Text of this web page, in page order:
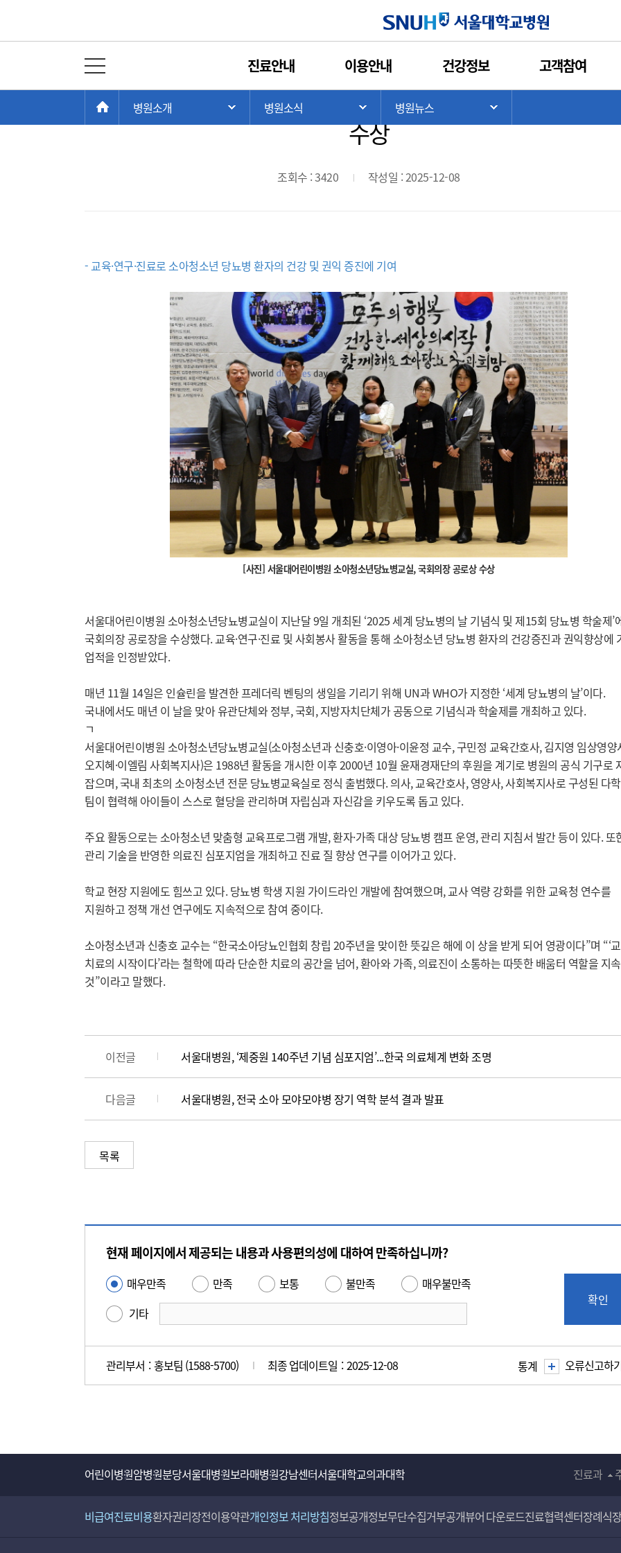
서울대학교병원
진료안내 이용안내 건강정보 고객참여
HOME
병원소개 주 메뉴 목록 열기
병원소식 서브 메뉴 목록 열기
병원뉴스
서울대어린이병원 소아청소년당뇨병교실, 국회의장 공로장
수상
조회수 : 3420 작성일 : 2025-12-08
- 교육·연구·진료로 소아청소년 당뇨병 환자의 건강 및 권익 증진에 기여
[사진] 서울대어린이병원 소아청소년당뇨병교실, 국회의장 공로상 수상
서울대어린이병원 소아청소년당뇨병교실이 지난달 9일 개최된 ‘2025 세계 당뇨병의 날 기념식 및 제15회 당뇨병 학술제’
국회의장 공로장을 수상했다. 교육·연구·진료 및 사회봉사 활동을 통해 소아청소년 당뇨병 환자의 건강증진과 권익향상에
업적을 인정받았다.
매년 11월 14일은 인슐린을 발견한 프레더릭 벤팅의 생일을 기리기 위해 UN과 WHO가 지정한 ‘세계 당뇨병의 날’이다.
국내에서도 매년 이 날을 맞아 유관단체와 정부, 국회, 지방자치단체가 공동으로 기념식과 학술제를 개최하고 있다.
ㄱ
서울대어린이병원 소아청소년당뇨병교실(소아청소년과 신충호·이영아·이윤정 교수, 구민정 교육간호사, 김지영 임상영양
오지혜·이엘림 사회복지사)은 1988년 활동을 개시한 이후 2000년 10월 윤재경재단의 후원을 계기로 병원의 공식 기구로
잡으며, 국내 최초의 소아청소년 전문 당뇨병교육실로 정식 출범했다. 의사, 교육간호사, 영양사, 사회복지사로 구성된 다
팀이 협력해 아이들이 스스로 혈당을 관리하며 자립심과 자신감을 키우도록 돕고 있다.
주요 활동으로는 소아청소년 맞춤형 교육프로그램 개발, 환자·가족 대상 당뇨병 캠프 운영, 관리 지침서 발간 등이 있다. 또
관리 기술을 반영한 의료진 심포지엄을 개최하고 진료 질 향상 연구를 이어가고 있다.
학교 현장 지원에도 힘쓰고 있다. 당뇨병 학생 지원 가이드라인 개발에 참여했으며, 교사 역량 강화를 위한 교육청 연수를
지원하고 정책 개선 연구에도 지속적으로 참여 중이다.
소아청소년과 신충호 교수는 “한국소아당뇨인협회 창립 20주년을 맞이한 뜻깊은 해에 이 상을 받게 되어 영광이다”며 “‘
치료의 시작이다’라는 철학에 따라 단순한 치료의 공간을 넘어, 환아와 가족, 의료진이 소통하는 따뜻한 배움터 역할을 지
것”이라고 말했다.
이전글 서울대병원, ‘제중원 140주년 기념 심포지엄’...한국 의료체계 변화 조명
다음글 서울대병원, 전국 소아 모야모야병 장기 역학 분석 결과 발표
목록
가
현재 페이지에서 제공되는 내용과 사용편의성에 대하여 만족하십니까?
사
편
성
만
족
매우만족 만족 보통 불만족
매우불만족
기타
확인
관리부서 : 홍보팀 (1588-5700) 최종 업데이트일 : 2025-12-08 오류신고하
통계
어린이병원암병원분당서울대병원보라매병원강남센터서울대학교의과대학 진료과
비급여진료비용환자권리장전이용약관개인정보 처리방침정보공개정보무단수집거부공개뷰어 다운로드진료협력센터장례식장